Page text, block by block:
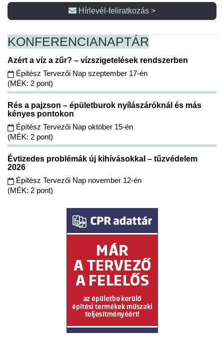
Hírlevél-feliratkozás >
KONFERENCIANAPTÁR
Azért a víz a zűr? – vízszigetelések rendszerben
Építész Tervezői Nap szeptember 17-én
(MÉK: 2 pont)
Rés a pajzson – épületburok nyílászáróknál és más
kényes pontokon
Építész Tervezői Nap október 15-én
(MÉK: 2 pont)
Évtizedes problémák új kihívásokkal – tűzvédelem
2026
Építész Tervezői Nap november 12-én
(MÉK: 2 pont)